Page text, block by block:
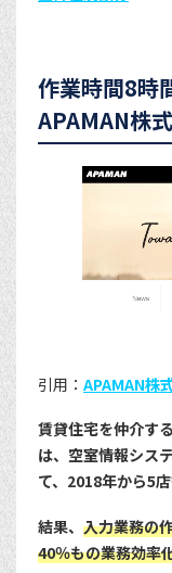
作業時間8時
APAMAN株
引用： APAMAN株
賃貸住宅を仲介す
は、空室情報シス
て、2018年から5
結果、 入力業務の
40％もの業務効率